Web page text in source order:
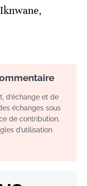
d’échange et de
échanges sous
de contribution,
d’utilisation.